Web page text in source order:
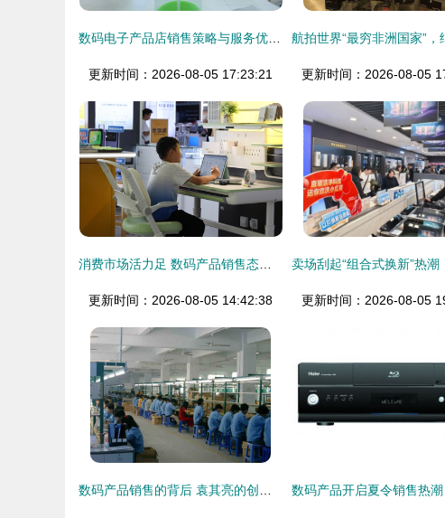
更新时间：2026-08-05 17:23:21 更新时间：2026-08-05
更新时间：2026-08-05 14:42:38 更新时间：2026-08-05